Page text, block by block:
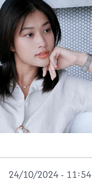
24/10/2024 - 11:54